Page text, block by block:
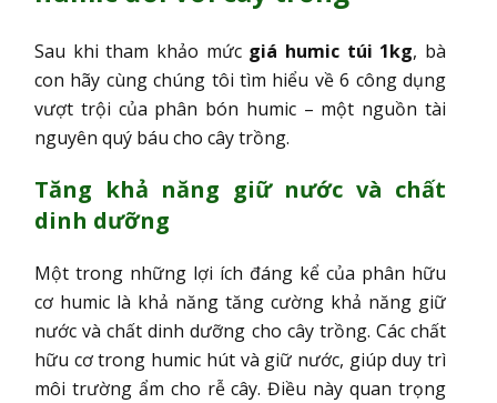
Sau khi tham khảo mức giá humic túi 1kg, bà
con hãy cùng chúng tôi tìm hiểu về 6 công dụng
vượt trội của phân bón humic – một nguồn tài
nguyên quý báu cho cây trồng.
Tăng khả năng giữ nước và chất
dinh dưỡng
Một trong những lợi ích đáng kể của phân hữu
cơ humic là khả năng tăng cường khả năng giữ
nước và chất dinh dưỡng cho cây trồng. Các chất
hữu cơ trong humic hút và giữ nước, giúp duy trì
môi trường ẩm cho rễ cây. Điều này quan trọng